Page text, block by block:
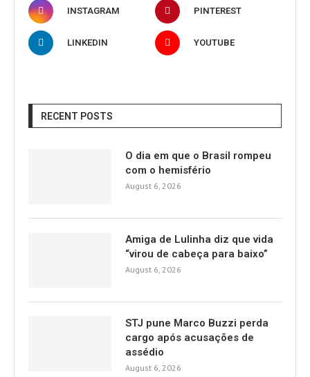
INSTAGRAM PINTEREST
LINKEDIN YOUTUBE
RECENT POSTS
O dia em que o Brasil rompeu
com o hemisfério
August 6, 2026
Amiga de Lulinha diz que vida
“virou de cabeça para baixo”
August 6, 2026
STJ pune Marco Buzzi perda
cargo após acusações de
assédio
August 6, 2026